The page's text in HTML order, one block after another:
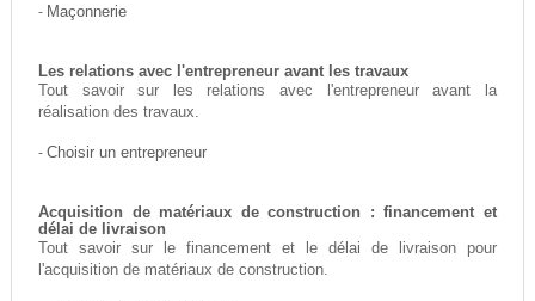
- Maçonnerie
Les relations avec l'entrepreneur avant les travaux
Tout savoir sur les relations avec l'entrepreneur avant la
réalisation des travaux.
- Choisir un entrepreneur
Acquisition de matériaux de construction : financement et
délai de livraison
Tout savoir sur le financement et le délai de livraison pour
l'acquisition de matériaux de construction.